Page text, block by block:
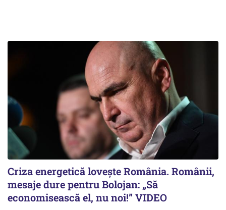
Criza energetică lovește România. Românii,
mesaje dure pentru Bolojan: „Să
economisească el, nu noi!” VIDEO